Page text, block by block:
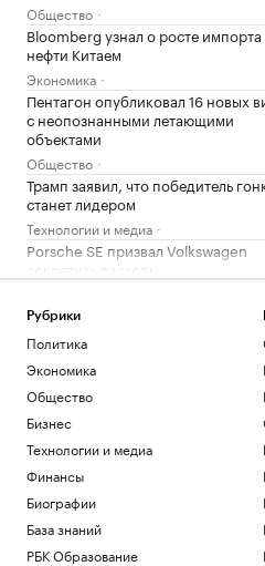
Общество
Bloomberg узнал о росте импорта
нефти Китаем
Экономика
Пентагон опубликовал 16 новых
с неопознанными летающими
объектами
Общество
Трамп заявил, что победитель
станет лидером
Технологии и медиа
Porsche SE призвал Volkswagen
Когда ВС России отменяет
для пьяных за рулем. Список
исключений
Авто
Объем параллельного импорта в
Россию сократился на 23% за
Экономика
Суд Петербурга вынес приговор
главе НИИ вакцин и сывороток
Общество
В каких регионах ослабили меры
бензину. Карта и актуальная
Рубрики
Политика
Экономика
Общество
Бизнес
Технологии и медиа
Финансы
Биографии
База знаний
РБК Образование